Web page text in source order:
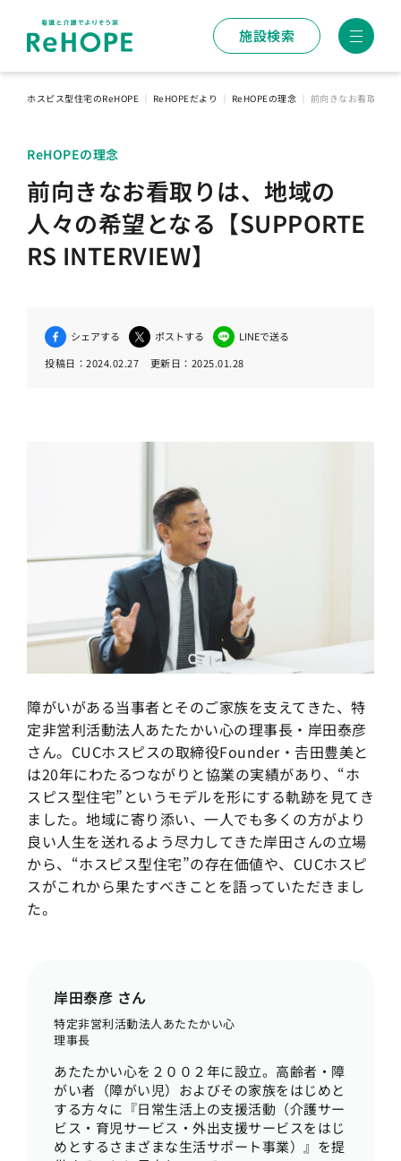
施設検索
ホスピス型住宅のReHOPE ReHOPEだより ReHOPEの理念 前向きなお看取りは
ReHOPEの理念
前向きなお看取りは、地域の
人々の希望となる【SUPPORTE
RS INTERVIEW】
シェアする ポストする
LINEで送る
投稿日： 2024.02.27 更新日： 2025.01.28
障がいがある当事者とそのご家族を支えてきた、特
定非営利活動法人あたたかい心の理事長・岸田泰彦
さん。CUCホスピスの取締役Founder・𠮷田豊美と
は20年にわたるつながりと協業の実績があり、“ホ
スピス型住宅”というモデルを形にする軌跡を見てき
ました。地域に寄り添い、一人でも多くの方がより
良い人生を送れるよう尽力してきた岸田さんの立場
から、“ホスピス型住宅”の存在価値や、CUCホスピ
スがこれから果たすべきことを語っていただきまし
た。
岸田泰彦 さん
特定非営利活動法人あたたかい心
理事長
あたたかい心を２００２年に設立。高齢者・障
がい者（障がい児）およびその家族をはじめと
する方々に『日常生活上の支援活動（介護サー
ビス・育児サービス・外出支援サービスをはじ
めとするさまざまな生活サポート事業）』を提